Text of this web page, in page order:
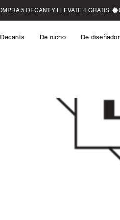
Decants De nicho De diseñador